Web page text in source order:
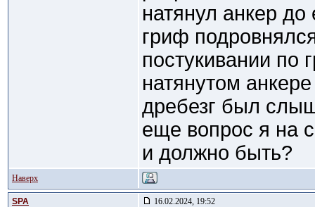
натянул анкер
гриф
постукивании по
натянутом
дребезг был
еще вопрос я на
и должно быть?
Наверх
SPA 16.02.2024, 19:52